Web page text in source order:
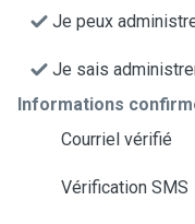
Je peux
Je sais
Informations
Courriel vérifié
Vérification SMS